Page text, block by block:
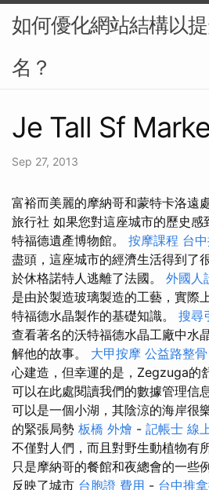
如何優化網站結構以
名？
Je Tall Sf
Sep 27, 2013
富裕而美麗的摩納哥和蒙特卡洛遠
旅行社 如果您對這座城市的歷史感
特福德遺產博物館。 按摩課程 台
盡頭，這座城市的經濟生活得到了
於休格諾特人逃離了法國。 外國人
是由於製造玻璃製造的工藝，實際
特福德水晶製作的基礎知識。 搜尋
查看著名的沃特福德水晶工廠中水
解他的故事。 大甲按摩 公益路整骨
心建造，但幸運的是，Zegzuga的
可以在此處閱讀我們的數據管理信
可以是一個小湖，其陰涼的海岸很
的緊張局勢 板橋 外燴 - 記帳士 線
不僅對人們，而且對野生動植物有
只是摩納哥的餐館和夜總會的一些
反映了城市 台胞證 費用 - 台中推